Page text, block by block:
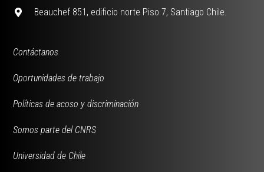
Beauchef 851, edificio norte Piso 7, Santiago Chile.
Contáctanos
Oportunidades de trabajo
Políticas de acoso y discriminación
Somos parte del CNRS
Universidad de Chile